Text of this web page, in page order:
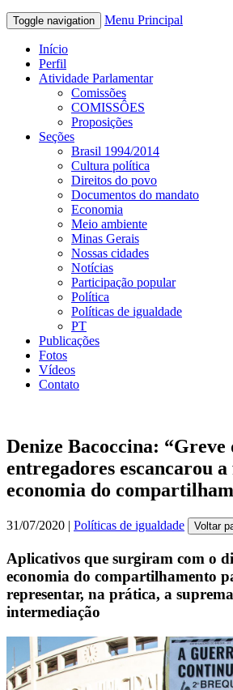
Toggle navigation Menu Principal
Início
Perfil
Atividade Parlamentar
Comissões
COMISSÔES
Proposições
Seções
Brasil 1994/2014
Cultura política
Direitos do povo
Documentos do mandato
Economia
Meio ambiente
Minas Gerais
Nossas cidades
Notícias
Participação popular
Política
Políticas de igualdade
PT
Publicações
Fotos
Vídeos
Contato
Denize Bacoccina: “Greve
entregadores escancarou
economia do
31/07/2020 | Políticas de igualdade Voltar
Aplicativos que surgiram com o
economia do compartilhamento
representar, na prática, a
intermediação